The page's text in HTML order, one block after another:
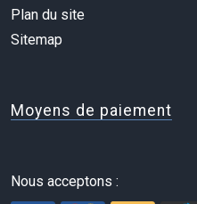
Plan du site
Sitemap
Moyens de paiement
Nous acceptons :